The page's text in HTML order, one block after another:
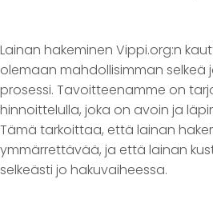
Lainan hakeminen Vippi.org:n
olemaan mahdollisimman selkeä
prosessi. Tavoitteenamme on
hinnoittelulla, joka on avoin ja
Tämä tarkoittaa, että lainan
ymmärrettävää, ja että lainan
selkeästi jo hakuvaiheessa.